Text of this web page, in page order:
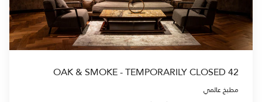
42 OAK & SMOKE - TEMPORARILY CLOSED
مطبخ عالمي